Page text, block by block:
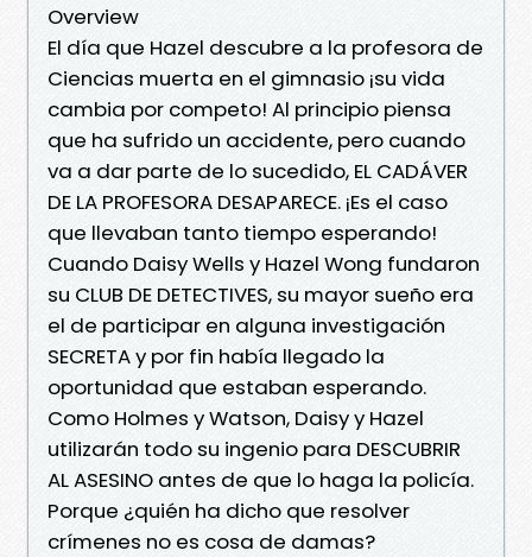
Overview
El día que Hazel descubre a la profesora de
Ciencias muerta en el gimnasio ¡su vida
cambia por competo! Al principio piensa
que ha sufrido un accidente, pero cuando
va a dar parte de lo sucedido, EL CADÁVER
DE LA PROFESORA DESAPARECE. ¡Es el caso
que llevaban tanto tiempo esperando!
Cuando Daisy Wells y Hazel Wong fundaron
su CLUB DE DETECTIVES, su mayor sueño era
el de participar en alguna investigación
SECRETA y por fin había llegado la
oportunidad que estaban esperando.
Como Holmes y Watson, Daisy y Hazel
utilizarán todo su ingenio para DESCUBRIR
AL ASESINO antes de que lo haga la policía.
Porque ¿quién ha dicho que resolver
crímenes no es cosa de damas?